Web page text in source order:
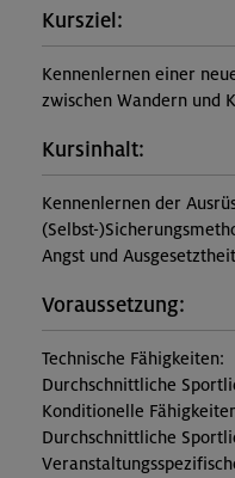
Kursziel:
Kennenlernen einer
zwischen Wandern und
Kursinhalt:
Kennenlernen der
(Selbst-
Angst und Ausgesetztheit
Voraussetzung:
Technische Fähigkeiten:
Durchschnittliche
Konditionelle
Durchschnittliche